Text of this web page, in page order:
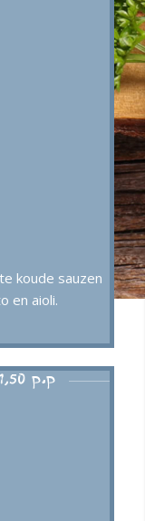
koude sauzen
en aioli.
p.p